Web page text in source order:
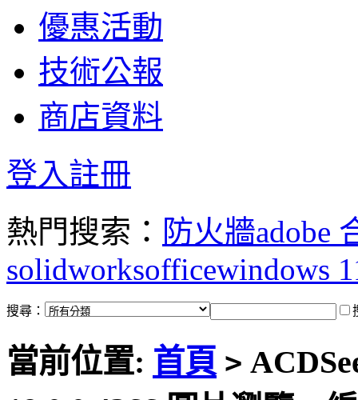
優惠活動
技術公報
商店資料
登入註冊
熱門搜索： 防火牆adobe
solidworksofficewindows
搜尋：
當前位置: 首頁 >